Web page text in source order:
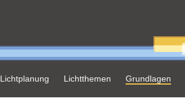
Lichtplanung Lichtthemen Grundlagen